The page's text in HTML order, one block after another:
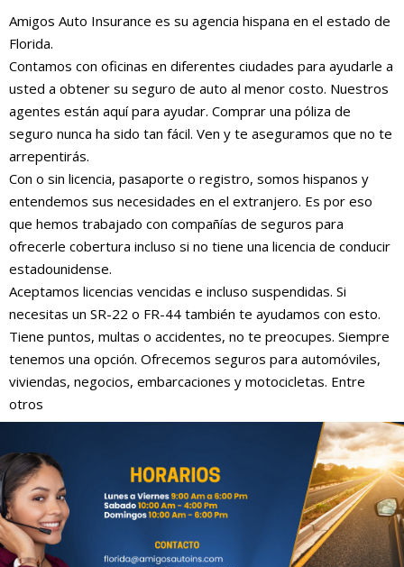
Amigos Auto Insurance es su agencia hispana en el estado de
Florida.
Contamos con oficinas en diferentes ciudades para ayudarle a
usted a obtener su seguro de auto al menor costo. Nuestros
agentes están aquí para ayudar. Comprar una póliza de
seguro nunca ha sido tan fácil. Ven y te aseguramos que no te
arrepentirás.
Con o sin licencia, pasaporte o registro, somos hispanos y
entendemos sus necesidades en el extranjero. Es por eso
que hemos trabajado con compañías de seguros para
ofrecerle cobertura incluso si no tiene una licencia de conducir
estadounidense.
Aceptamos licencias vencidas e incluso suspendidas. Si
necesitas un SR-22 o FR-44 también te ayudamos con esto.
Tiene puntos, multas o accidentes, no te preocupes. Siempre
tenemos una opción. Ofrecemos seguros para automóviles,
viviendas, negocios, embarcaciones y motocicletas. Entre
otros